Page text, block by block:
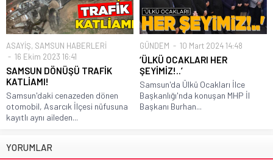
ASAYİŞ, SAMSUN HABERLERİ
16 Ekim 2023 16:41
SAMSUN DÖNÜŞÜ TRAFİK
KATLİAMI!
Samsun'daki cenazeden dönen
otomobil, Asarcık İlçesi nüfusuna
kayıtlı aynı aileden...
GÜNDEM 10 Mart 2024 14:48
‘ÜLKÜ OCAKLARI HER
ŞEYİMİZ!..’
Samsun'da Ülkü Ocakları İlce
Başkanlığı'nda konuşan MHP İl
Başkanı Burhan...
YORUMLAR